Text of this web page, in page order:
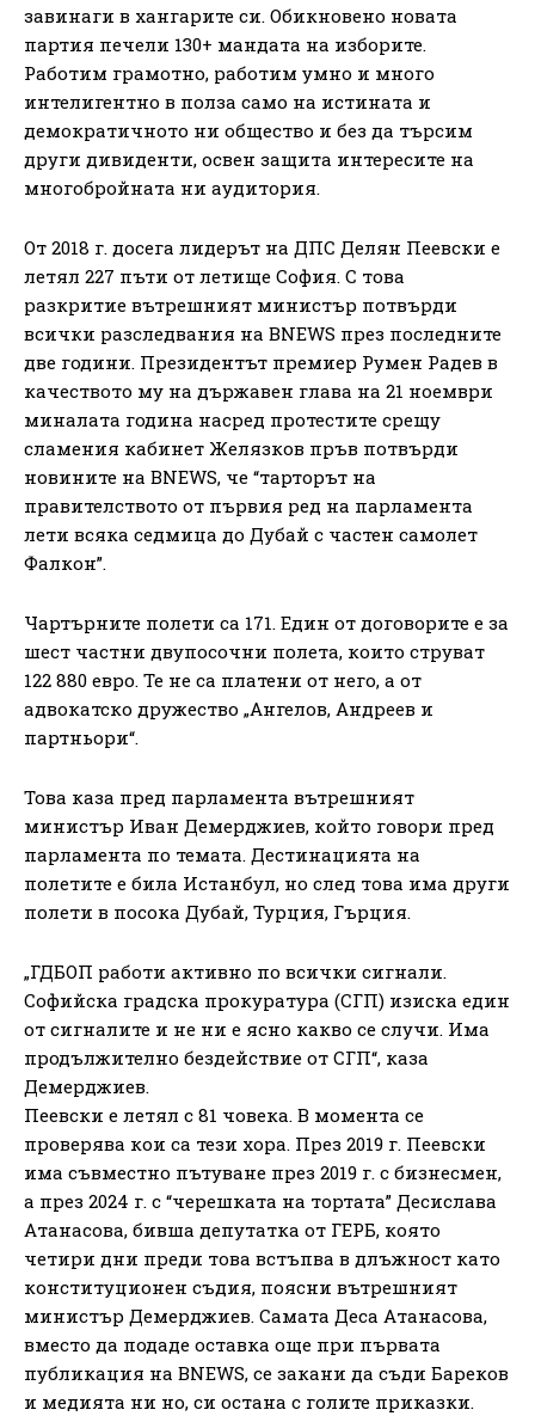
завинаги в хангарите си. Обикновено новата
партия печели 130+ мандата на изборите.
Работим грамотно, работим умно и много
интелигентно в полза само на истината и
демократичното ни общество и без да търсим
други дивиденти, освен защита интересите на
многобройната ни аудитория.
От 2018 г. досега лидерът на ДПС Делян Пеевски е
летял 227 пъти от летище София. С това
разкритие вътрешният министър потвърди
всички разследвания на BNEWS през последните
две години. Президентът премиер Румен Радев в
качеството му на държавен глава на 21 ноември
миналата година насред протестите срещу
сламения кабинет Желязков пръв потвърди
новините на BNEWS, че “тарторът на
правителството от първия ред на парламента
лети всяка седмица до Дубай с частен самолет
Фалкон”.
Чартърните полети са 171. Един от договорите е за
шест частни двупосочни полета, които струват
122 880 евро. Те не са платени от него, а от
адвокатско дружество „Ангелов, Андреев и
партньори“.
Това каза пред парламента вътрешният
министър Иван Демерджиев, който говори пред
парламента по темата. Дестинацията на
полетите е била Истанбул, но след това има други
полети в посока Дубай, Турция, Гърция.
„ГДБОП работи активно по всички сигнали.
Софийска градска прокуратура (СГП) изиска един
от сигналите и не ни е ясно какво се случи. Има
продължително бездействие от СГП“, каза
Демерджиев.
Пеевски е летял с 81 човека. В момента се
проверява кои са тези хора. През 2019 г. Пеевски
има съвместно пътуване през 2019 г. с бизнесмен,
а през 2024 г. с “черешката на тортата” Десислава
Атанасова, бивша депутатка от ГЕРБ, която
четири дни преди това встъпва в длъжност като
конституционен съдия, поясни вътрешният
министър Демерджиев. Самата Деса Атанасова,
вместо да подаде оставка още при първата
публикация на BNEWS, се закани да съди Бареков
и медията ни но, си остана с голите приказки.